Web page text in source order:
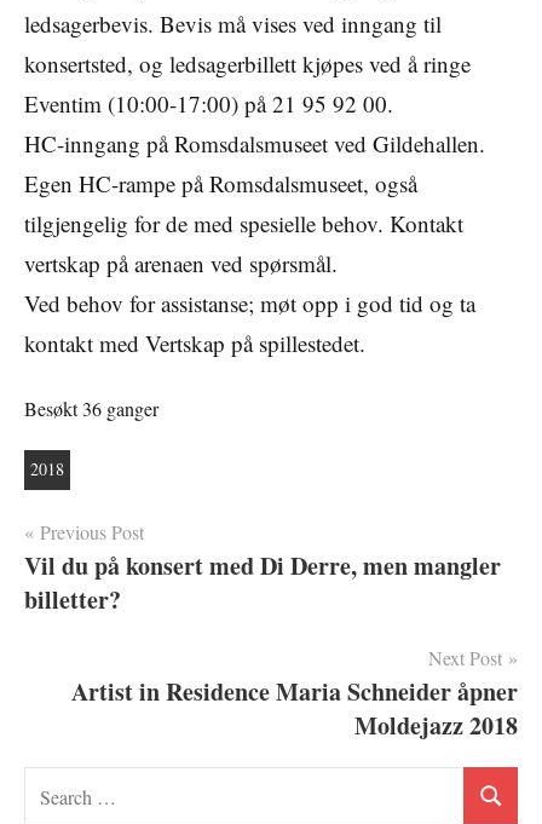
ledsagerbevis. Bevis må vises ved inngang til
konsertsted, og ledsagerbillett kjøpes ved å ringe
Eventim (10:00-17:00) på 21 95 92 00.
HC-inngang på Romsdalsmuseet ved Gildehallen.
Egen HC-rampe på Romsdalsmuseet, også
tilgjengelig for de med spesielle behov. Kontakt
vertskap på arenaen ved spørsmål.
Ved behov for assistanse; møt opp i god tid og ta
kontakt med Vertskap på spillestedet.
Besøkt 36 ganger
2018
Innleggsnavigasjon
Previous Post
Vil du på konsert med Di Derre, men mangler
billetter?
Next Post
Artist in Residence Maria Schneider åpner
Moldejazz 2018